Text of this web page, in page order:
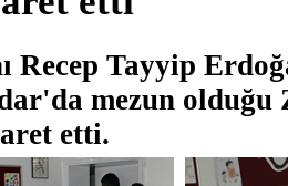
Recep Tayyip
mezun olduğu
etti.